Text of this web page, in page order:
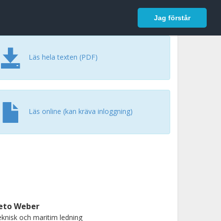
Jag förstår
Logga in
Läs hela texten (PDF)
Läs online (kan kräva inloggning)
Weber
och maritim ledning